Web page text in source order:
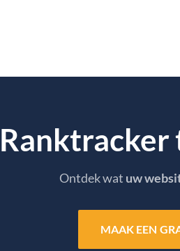
Ontdek wat uw
MAAK EEN